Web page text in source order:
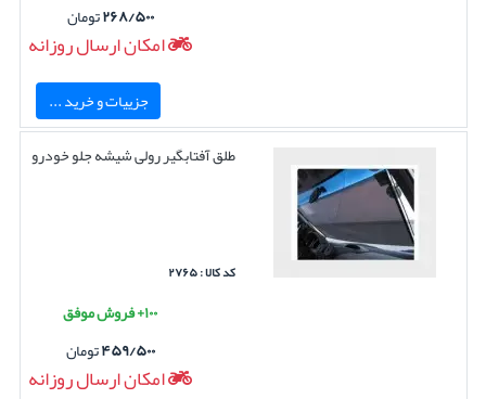
۲۶۸/۵۰۰تومان
امکان ارسال روزانه
جزییات و خرید ...
طلق آفتابگیر رولی شیشه جلو خودرو
کد کالا : ۲۷۶۵
۱۰۰+ فروش موفق
۴۵۹/۵۰۰تومان
امکان ارسال روزانه